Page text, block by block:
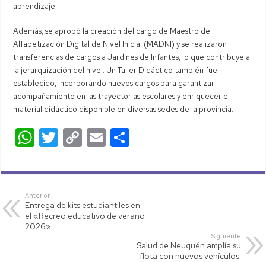
aprendizaje.
Además, se aprobó la creación del cargo de Maestro de
Alfabetización Digital de Nivel Inicial (MADNI) y se realizaron
transferencias de cargos a Jardines de Infantes, lo que contribuye a
la jerarquización del nivel. Un Taller Didáctico también fue
establecido, incorporando nuevos cargos para garantizar
acompañamiento en las trayectorias escolares y enriquecer el
material didáctico disponible en diversas sedes de la provincia.
W
h
at
s
A
p
T
wi
tt
C
o
p
Li
E
m
ail m
ar
Anterior
Entrega de kits estudiantiles en
el «Recreo educativo de verano
2026»
Siguiente
Salud de Neuquén amplía su
flota con nuevos vehículos.